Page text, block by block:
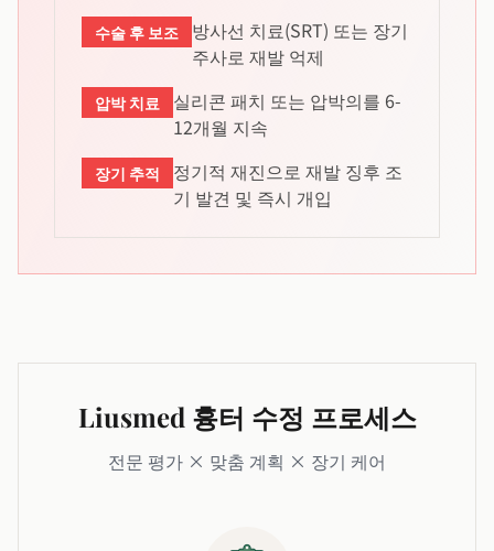
수술 후 보조
방사선 치료(SRT) 또는 장기
주사로 재발 억제
압박 치료
실리콘 패치 또는 압박의를 6-
12개월 지속
장기 추적
정기적 재진으로 재발 징후 조
기 발견 및 즉시 개입
Liusmed 흉터 수정 프로세스
전문 평가 × 맞춤 계획 × 장기 케어